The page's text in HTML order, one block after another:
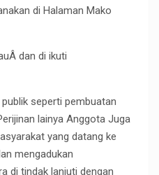
di Halaman Mako
dan di ikuti
seperti pembuatan
lainya Anggota Juga
yang datang ke
mengadukan
di tindak lanjuti dengan